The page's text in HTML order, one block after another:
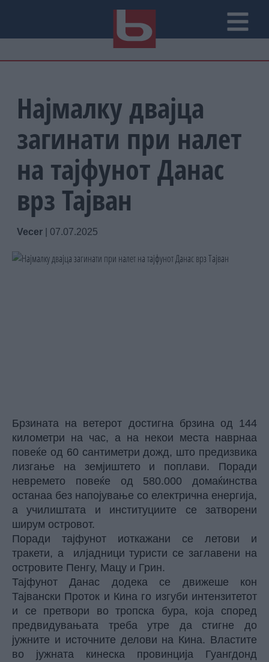
Најмалку двајца
загинати при налет
на тајфунот Данас
врз Тајван
Vecer 07.07.2025
Брзината на ветерот достигна брзина од 144
километри на час, а на некои места наврнаа
повеќе од 60 сантиметри дожд, што предизвика
лизгање на земјиштето и поплави. Поради
невремето повеќе од 580.000 домаќинства
останаа без напојување со електрична енергија,
а училиштата и институциите се затворени
ширум островот.
Поради тајфунот иоткажани се летови и
тракети, а илјадници туристи се заглавени на
островите Пенгу, Мацу и Грин.
Тајфунот Данас додека се движеше кон
Тајвански Проток и Кина го изгуби интензитетот
и се претвори во тропска бура, која според
предвидувањата треба утре да стигне до
јужните и источните делови на Кина. Властите
во јужната кинеска провинција Гуангдонд